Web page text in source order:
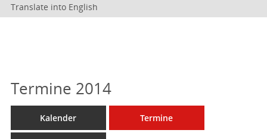
Translate into English
Termine 2014
Kalender Termine